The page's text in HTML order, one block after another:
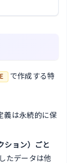
で作成する特
義は永続的に保
ション）ごと
たデータは他